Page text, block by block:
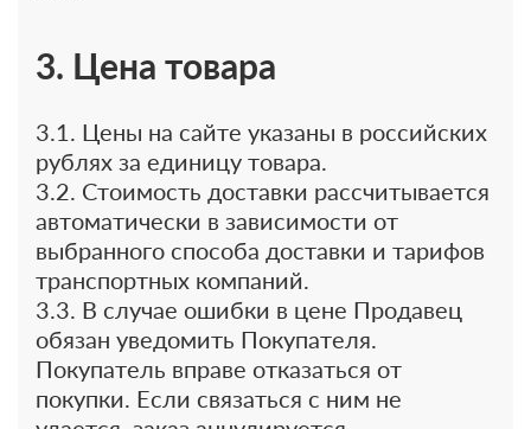
3. Цена товара
3.1. Цены на сайте указаны в российских
рублях за единицу товара.
3.2. Стоимость доставки рассчитывается
автоматически в зависимости от
выбранного способа доставки и тарифов
транспортных компаний.
3.3. В случае ошибки в цене Продавец
обязан уведомить Покупателя.
Покупатель вправе отказаться от
покупки. Если связаться с ним не